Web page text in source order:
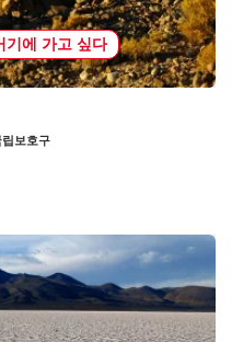
기에 가고 싶다
보호구